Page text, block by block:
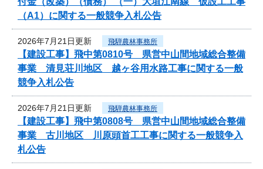
（A1）に関する一般競争入札公告
2026年7月21日更新 飛騨農林事務所
【建設工事】飛中第0810号 県営中山間地域総合整備
事業 清見荘川地区 越ヶ谷用水路工事に関する一般
競争入札公告
2026年7月21日更新 飛騨農林事務所
【建設工事】飛中第0808号 県営中山間地域総合整備
事業 古川地区 川原頭首工工事に関する一般競争入
札公告